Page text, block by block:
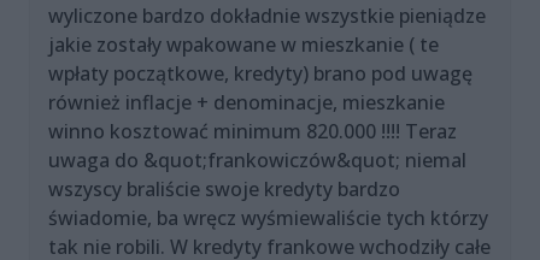
wyliczone bardzo dokładnie wszystkie pieniądze
jakie zostały wpakowane w mieszkanie ( te
wpłaty początkowe, kredyty) brano pod uwagę
również inflacje + denominacje, mieszkanie
winno kosztować minimum 820.000 !!!! Teraz
uwaga do &quot;frankowiczów&quot; niemal
wszyscy braliście swoje kredyty bardzo
świadomie, ba wręcz wyśmiewaliście tych którzy
tak nie robili. W kredyty frankowe wchodziły całe